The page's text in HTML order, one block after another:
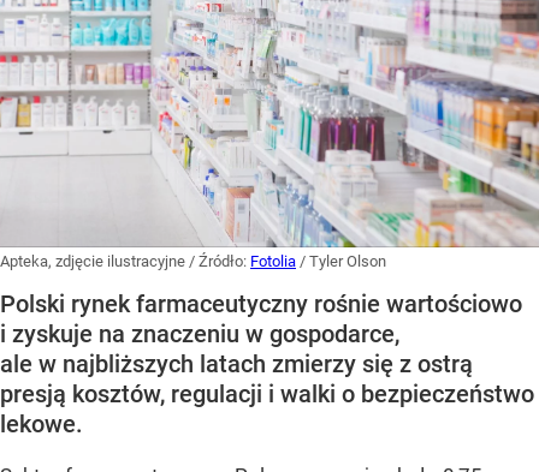
Apteka, zdjęcie ilustracyjne / Źródło: Fotolia / Tyler Olson
Polski rynek farmaceutyczny rośnie wartościowo
i zyskuje na znaczeniu w gospodarce,
ale w najbliższych latach zmierzy się z ostrą
presją kosztów, regulacji i walki o bezpieczeństwo
lekowe.